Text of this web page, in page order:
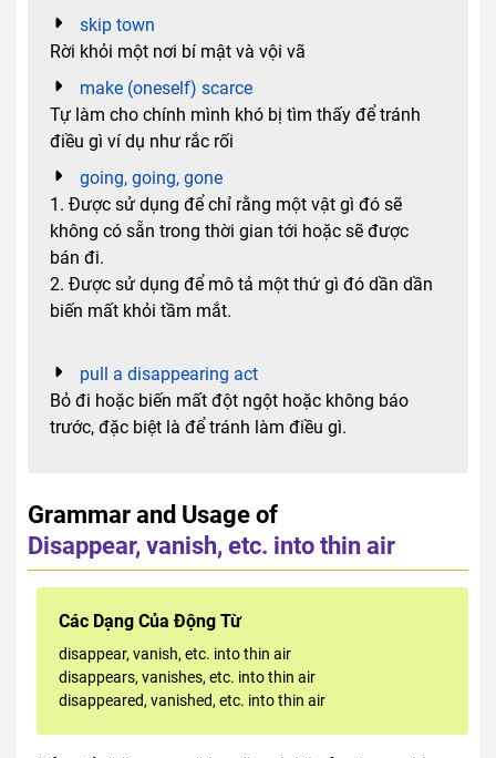
skip town
Rời khỏi một nơi bí mật và vội vã
make (oneself) scarce
Tự làm cho chính mình khó bị tìm thấy để tránh
điều gì ví dụ như rắc rối
going, going, gone
1. Được sử dụng để chỉ rằng một vật gì đó sẽ
không có sẵn trong thời gian tới hoặc sẽ được
bán đi.
2. Được sử dụng để mô tả một thứ gì đó dần dần
biến mất khỏi tầm mắt.
pull a disappearing act
Bỏ đi hoặc biến mất đột ngột hoặc không báo
trước, đặc biệt là để tránh làm điều gì.
Grammar and Usage of
Disappear, vanish, etc. into thin air
Các Dạng Của Động Từ
disappear, vanish, etc. into thin air
disappears, vanishes, etc. into thin air
disappeared, vanished, etc. into thin air